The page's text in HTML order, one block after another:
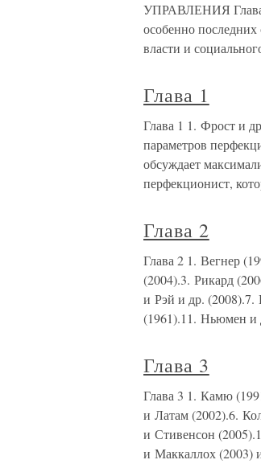
УПРАВЛЕНИЯ Глава
особенно
власти и
Глава 1
Глава 1 1. Фрост и
параметров
обсуждает
перфекционист,
Глава 2
Глава 2 1. Вегнер
(2004).3. Рикард
и Рэй и др. (2008).7.
(1961).11. Ньюмен и
Глава 3
Глава 3 1. Камю
и Латам (2002).6.
и Стивенсон
и Маккаллох (2003)